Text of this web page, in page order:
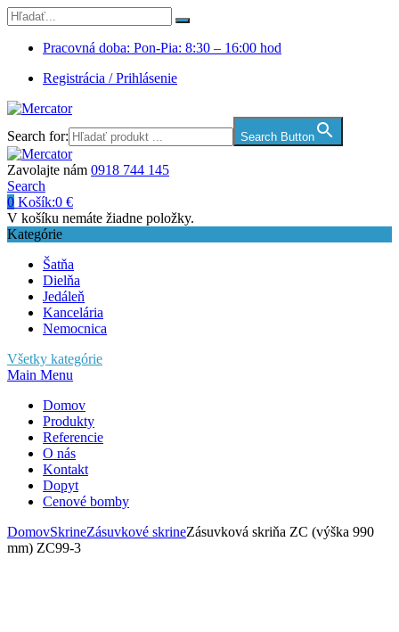
Pracovná doba: Pon-Pia: 8:30 – 16:00 hod
Registrácia / Prihlásenie
Search for: Search Button
Zavolajte nám 0918 744 145
Search
0 Košík:0 €
V košíku nemáte žiadne položky.
Kategórie
Šatňa
Dielňa
Jedáleň
Kancelária
Nemocnica
Všetky kategórie
Main Menu
Domov
Produkty
Referencie
O nás
Kontakt
Dopyt
Cenové bomby
DomovSkrineZásuvkové skrineZásuvková skriňa ZC (výška 990
mm) ZC99-3